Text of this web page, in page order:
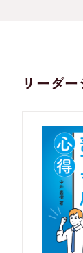
リーダ